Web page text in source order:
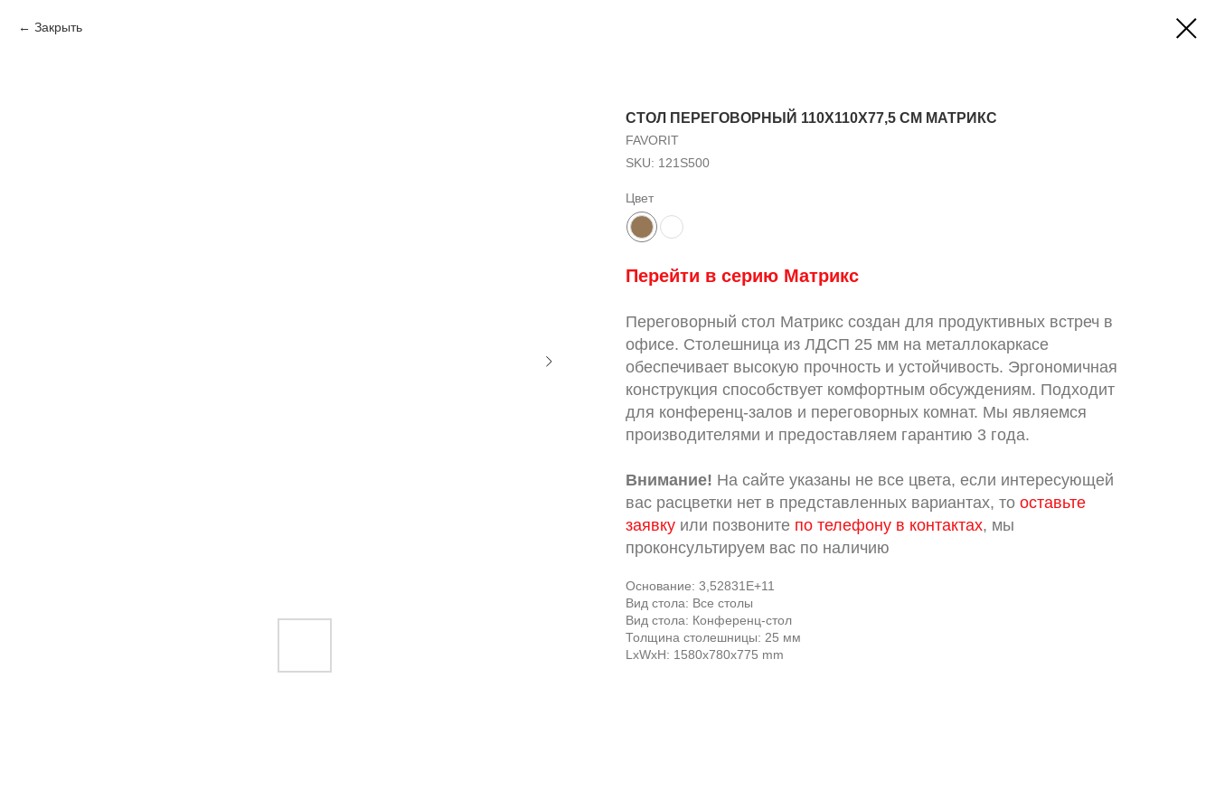
Закрыть
СТОЛ ПЕРЕГОВОРНЫЙ 110X110X77,5 СМ МАТРИКС
FAVORIT
SKU: 121S500
Цвет
Перейти в серию Матрикс
Переговорный стол Матрикс создан для продуктивных встреч в
офисе. Столешница из ЛДСП 25 мм на металлокаркасе
обеспечивает высокую прочность и устойчивость. Эргономичная
конструкция способствует комфортным обсуждениям. Подходит
для конференц-залов и переговорных комнат. Мы являемся
производителями и предоставляем гарантию 3 года.
Внимание! На сайте указаны не все цвета, если интересующей
вас расцветки нет в представленных вариантах, то оставьте
заявку или позвоните по телефону в контактах, мы
проконсультируем вас по наличию
Основание: 3,52831E+11
Вид стола: Все столы
Вид стола: Конференц-стол
Толщина столешницы: 25 мм
LxWxH: 1580x780x775 mm